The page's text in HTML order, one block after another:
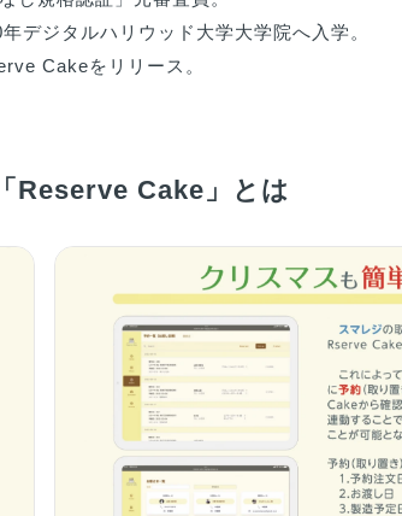
デジタルハリウッド大学大学院へ入学。
Cakeをリリース。
Reserve Cake」とは